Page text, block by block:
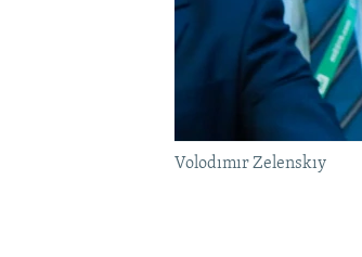
Volodımır Zelenskıy